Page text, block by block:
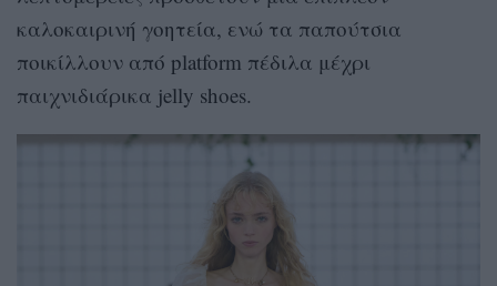
καλοκαιρινή γοητεία, ενώ τα παπούτσια
ποικίλλουν από platform πέδιλα μέχρι
παιχνιδιάρικα jelly shoes.